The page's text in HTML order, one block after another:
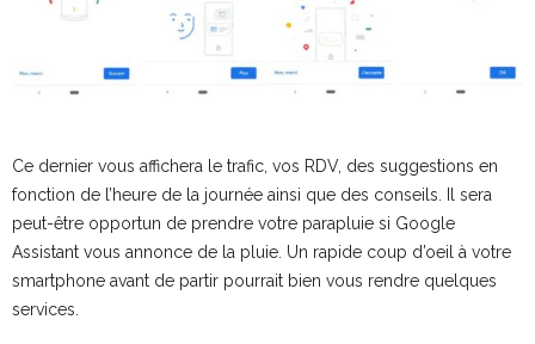
Ce dernier vous affichera le trafic, vos RDV, des suggestions en
fonction de l’heure de la journée ainsi que des conseils. Il sera
peut-être opportun de prendre votre parapluie si Google
Assistant vous annonce de la pluie. Un rapide coup d’oeil à votre
smartphone avant de partir pourrait bien vous rendre quelques
services.